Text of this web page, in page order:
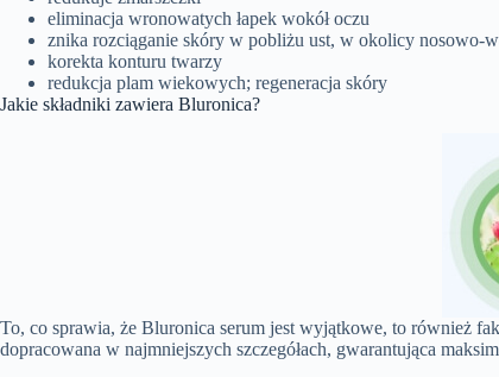
eliminacja wronowatych łapek wokół oczu
znika rozciąganie skóry w pobliżu ust, w okolicy nosowo-
korekta konturu twarzy
redukcja plam wiekowych; regeneracja skóry
Jakie składniki zawiera Bluronica?
To, co sprawia, że Bluronica serum jest wyjątkowe, to również
dopracowana w najmniejszych szczegółach, gwarantująca